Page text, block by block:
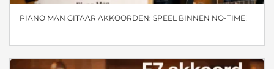
PIANO MAN GITAAR AKKOORDEN: SPEEL BINNEN NO-TIME!